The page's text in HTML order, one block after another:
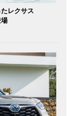
レクサス